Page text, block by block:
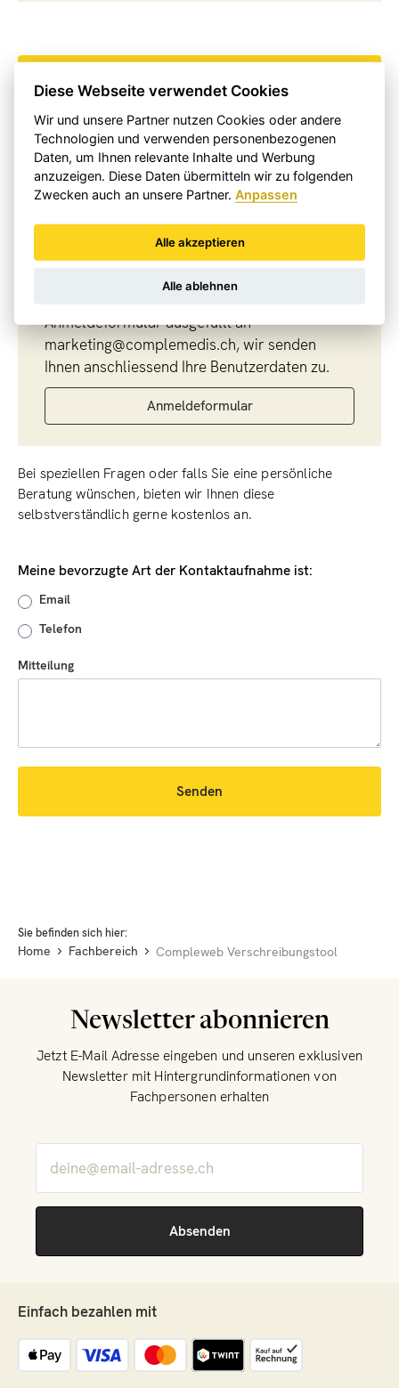
Login Compleweb
Profitieren Sie jetzt von den Vorteilen von
Falls Sie noch nicht Kunde bei uns sind,
Anmeldeformular ausgefüllt an
marketing@complemedis.ch, wir senden
Ihnen anschliessend Ihre Benutzerdaten zu.
Anmeldeformular
Bei speziellen Fragen oder falls Sie eine persönliche
Beratung wünschen, bieten wir Ihnen diese
selbstverständlich gerne kostenlos an.
Meine bevorzugte Art der Kontaktaufnahme ist:
Email
Telefon
Mitteilung
Senden
Sie befinden sich hier:
Home Fachbereich Compleweb Verschreibungstool
Newsletter abonnieren
Jetzt E-Mail Adresse eingeben und unseren exklusiven
Newsletter mit Hintergrundinformationen von
Fachpersonen erhalten
Einfach bezahlen mit
Diese Webseite verwendet Cookies
Wir und unsere Partner nutzen Cookies oder andere
Technologien und verwenden personenbezogenen
Daten, um Ihnen relevante Inhalte und Werbung
anzuzeigen. Diese Daten übermitteln wir zu folgenden
Zwecken auch an unsere Partner.Anpassen
Alle akzeptieren
Alle ablehnen